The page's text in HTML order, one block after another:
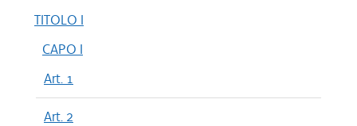
TITOLO I
CAPO I
Art. 1
Art. 2